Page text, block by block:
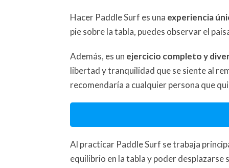
Hacer Paddle Surf es una experiencia
pie sobre la tabla, puedes observar el
Además, es un ejercicio completo y
libertad y tranquilidad que se siente al
recomendaría a cualquier persona que
Al practicar Paddle Surf se trabaja
equilibrio en la tabla y poder desplazarse